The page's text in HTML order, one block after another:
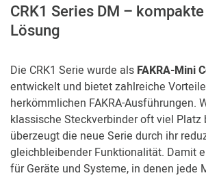
CRK1 Series DM –
Lösung
Die CRK1 Serie wurde als FAKRA-Mini
entwickelt und bietet zahlreiche
herkömmlichen FAKRA-Ausführungen.
klassische Steckverbinder oft viel Platz
überzeugt die neue Serie durch ihr
gleichbleibender Funktionalität. Damit
für Geräte und Systeme, in denen jede